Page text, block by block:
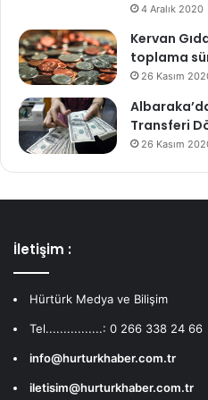
4 Aralık 2020
Kervan
toplama
26 Kasım
Transferi
26 Kasım
İletişim :
Hürtürk Medya ve Bilişim
Tel................: 0 266 338 24 66
info@hurturkhaber.com.tr
iletisim@hurturkhaber.com.tr